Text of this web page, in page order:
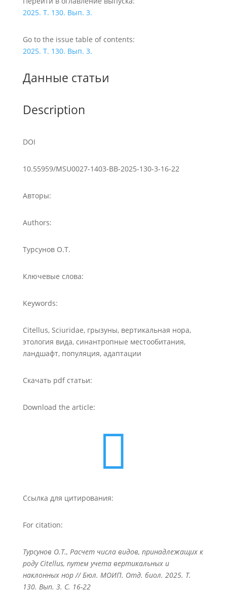
2025. Т. 130. Вып. 3.
Go to the issue table of contents:
2025. Т. 130. Вып. 3.
Данные статьи
Description
DOI
10.55959/MSU0027-1403-BB-2025-130-3-16-22
Авторы:
Authors:
Турсунов O.Т.
Ключевые слова:
Keywords:
Citellus, Sciuridae, грызуны, вертикальная нора,
этология вида, синантропные местообитания,
ландшафт, популяция, адаптации
Скачать pdf статьи:
Download the article:

Ссылка для цитирования:
For citation:
Турсунов O.Т., Расчет числа видов, принадлежащих к
роду Citellus, путем учета вертикальных и
наклонных нор // Бюл. МОИП. Отд. биол. 2025. Т.
130. Вып. 3. С. 16-22